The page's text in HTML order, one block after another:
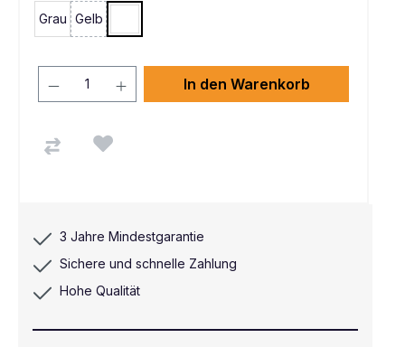
Grau Gelb
Weiß
In den Warenkorb
3 Jahre Mindestgarantie
Sichere und schnelle Zahlung
Hohe Qualität